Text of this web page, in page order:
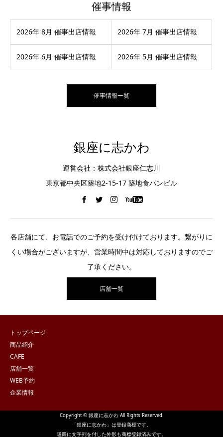
催事情報
2026年 8月 催事出店情報 2026年 7月 催事出店情報
2026年 6月 催事出店情報 2026年 5月 催事出店情報
催事情報一覧
銀座に志かわ
運営会社：株式会社銀座仁志川
東京都中央区築地2-15-17 築地食パンビル
各店舗にて、お電話でのご予約を受け付けております。繋がりに
くい場合がございますが、営業時間中は対応しておりますのでご
了承ください。
店舗一覧
トップページ
商品紹介
CAFE
店舗一覧
WEB予約
企業情報
Copyright © 銀座に志かわ All Rights Reserved.
「銀座に志かわ」は登録商標です。
暖簾に文字列を付した外形も商標登録済みです。